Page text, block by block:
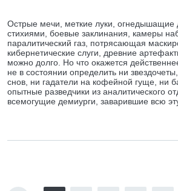
Острые мечи, меткие луки, огнедышащие
стихиями, боевые заклинания, камеры
паралитический газ, потрясающая
кибернетические слуги, древние
можно долго. Но что окажется
не в состоянии определить ни
снов, ни гадатели на кофейной гуще, ни
опытные разведчики из аналитического
всемогущие демиурги, заварившие всю